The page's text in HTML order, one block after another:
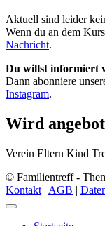
Aktuell sind leider
Wenn du an dem
Nachricht.
Du willst informiert
Dann abonniere
Instagram.
Wird
Verein Eltern Kind
© Familientreff -
Kontakt | AGB |